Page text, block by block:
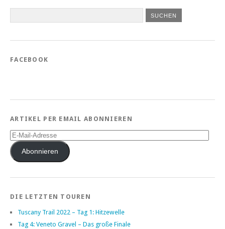
FACEBOOK
ARTIKEL PER EMAIL ABONNIEREN
E-
Mail-
AdresseAbonnieren
DIE LETZTEN TOUREN
Tuscany Trail 2022 – Tag 1: Hitzewelle
Tag 4: Veneto Gravel – Das große Finale